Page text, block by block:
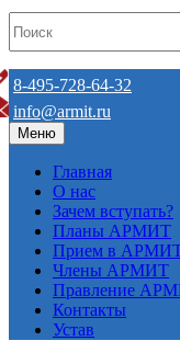
8-495-728-64-32
info@armit.ru
Меню
Главная
О нас
Зачем вступать?
Планы АРМИТ
Прием в
Члены АРМИТ
Правление
Контакты
Устав